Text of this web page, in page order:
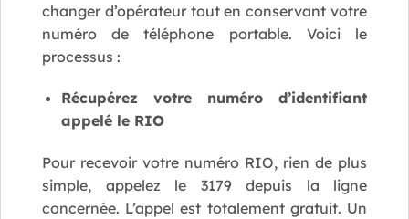
changer d’opérateur tout en conservant votre
numéro de téléphone portable. Voici le
processus :
Récupérez votre numéro d’identifiant
appelé le RIO
Pour recevoir votre numéro RIO, rien de plus
simple, appelez le 3179 depuis la ligne
concernée. L’appel est totalement gratuit. Un